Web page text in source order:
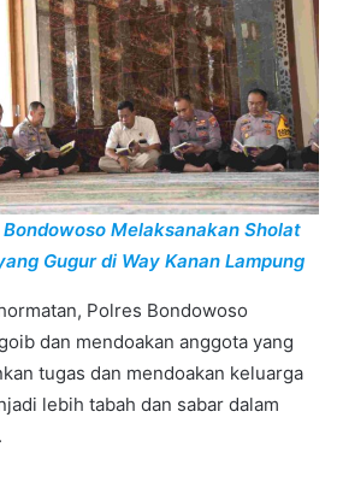
Melaksanakan Sholat
Gugur di Way Kanan Lampung
Polres Bondowoso
dan mendoakan anggota yang
tugas dan mendoakan keluarga
lebih tabah dan sabar dalam